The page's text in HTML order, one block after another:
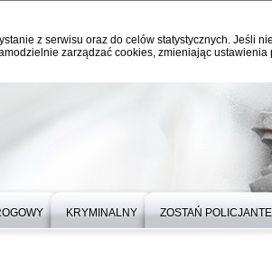
z serwisu oraz do celów statystycznych. Jeśli
zarządzać cookies, zmieniając
KRYMINALNY ZOSTAŃ